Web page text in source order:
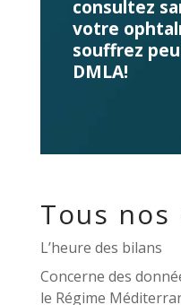
consultez
votre
souffrez
DMLA!
Tous nos
L’heure des bilans
Concerne des
le Régime